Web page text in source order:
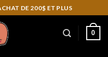
DE 200$ ET PLUS
0